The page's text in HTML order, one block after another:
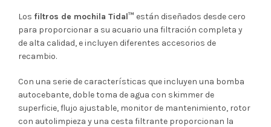
precio
original
24,45€.
precio
actual
22,10€.
Los filtros de mochila Tidal™ están diseñados desde cero
para proporcionar a su acuario una filtración completa y
de alta calidad, e incluyen diferentes accesorios de
recambio.
Con una serie de características que incluyen una bomba
autocebante, doble toma de agua con skimmer de
superficie, flujo ajustable, monitor de mantenimiento, rotor
con autolimpieza y una cesta filtrante proporcionan la